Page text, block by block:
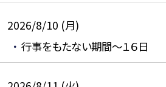
2026/8/10 (月)
行事をもたない期間～１６日